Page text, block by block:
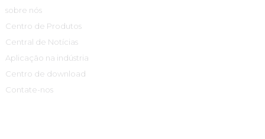
sobre nós
Centro de Produtos
Central de Notícias
Aplicação na indústria
Centro de download
Contate-nos